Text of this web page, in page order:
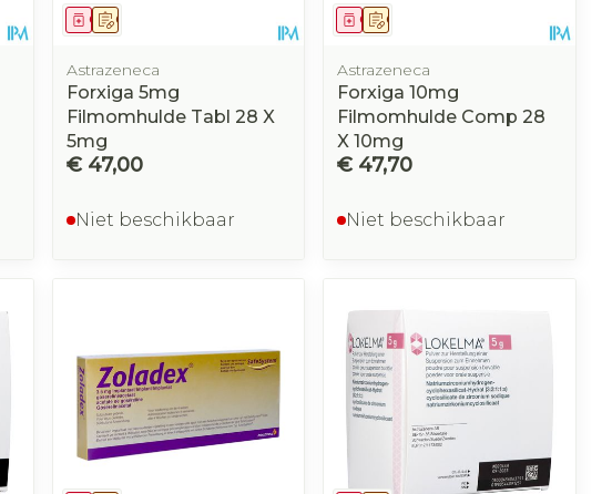
Op voorschrift
Geneesmiddel
Astrazeneca
Forxiga 5mg
Filmomhulde Tabl 28 X
5mg
€ 47,00
Niet beschikbaar
Op voorschrift
Geneesmiddel
Astrazeneca
Forxiga 10mg
Filmomhulde Comp 28
X 10mg
€ 47,70
Niet beschikbaar